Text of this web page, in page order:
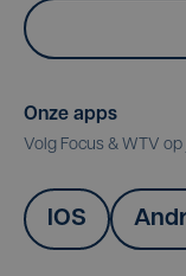
Onze apps
Volg Focus & WTV
IOS